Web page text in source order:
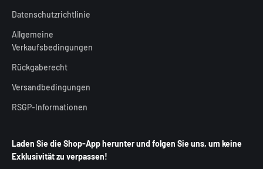
Datenschutzrichtlinie
Allgemeine
Verkaufsbedingungen
Rückgaberecht
Versandbedingungen
RSGP-Informationen
Laden Sie die Shop-App herunter und folgen Sie uns, um keine
Exklusivität zu verpassen!